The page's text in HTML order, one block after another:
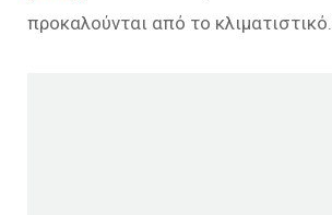
προκαλούνται από το κλιματιστικό.